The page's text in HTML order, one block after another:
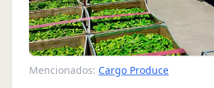
Mencionados: Cargo Produce